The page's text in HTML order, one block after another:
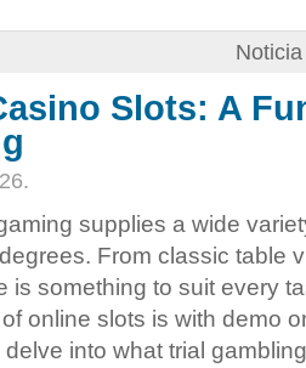
Slots: A
supplies a wide
From classic table
is something to suit every
online slots is with demo
delve into what trial